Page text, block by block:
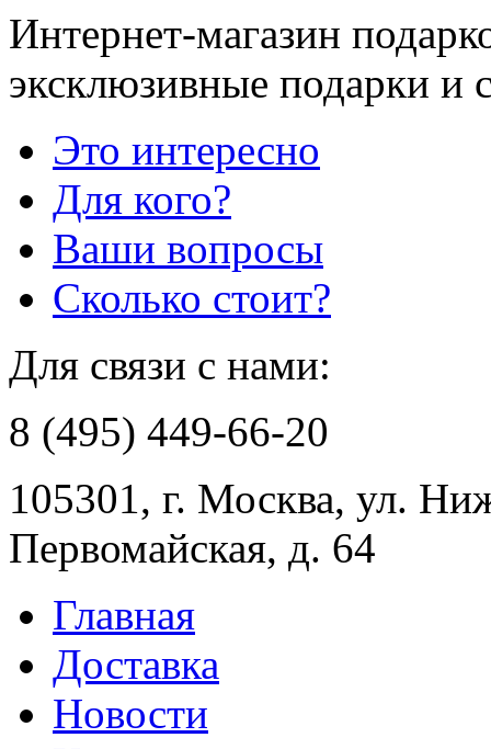
Интернет-магазин
эксклюзивные подарки и
Это интересно
Для кого?
Ваши вопросы
Сколько стоит?
Для связи с нами:
8 (495) 449-66-20
105301, г. Москва, ул.
Первомайская, д. 64
Главная
Доставка
Новости